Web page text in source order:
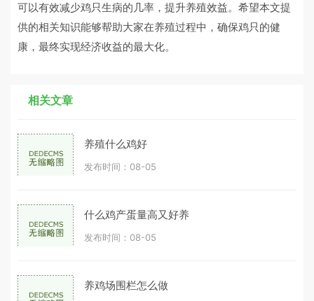
可以有效减少鸡只生病的几率，提升养殖效益。希望本文提
供的相关知识能够帮助大家在养殖过程中，确保鸡只的健
康，最终实现经济收益的最大化。
相关文章
养殖什么鸡好
发布时间：08-05
什么鸡产蛋量高又好养
发布时间：08-05
养鸡场围栏怎么做